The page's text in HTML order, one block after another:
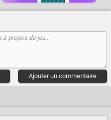
Ajouter un commentaire